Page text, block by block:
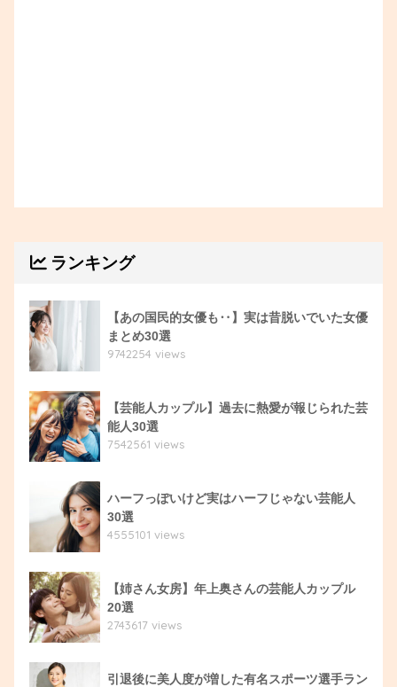
ランキング
【あの国民的女優も‥】実は昔脱いでいた女優
まとめ30選
9742254 views
【芸能人カップル】過去に熱愛が報じられた芸
能人30選
7542561 views
ハーフっぽいけど実はハーフじゃない芸能人
30選
4555101 views
【姉さん女房】年上奥さんの芸能人カップル
20選
2743617 views
引退後に美人度が増した有名スポーツ選手ラン